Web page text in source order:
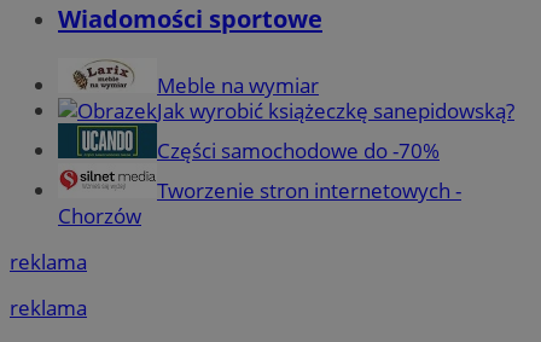
Wiadomości sportowe
Meble na wymiar
Jak wyrobić książeczkę sanepidowską?
Części samochodowe do -70%
Tworzenie stron internetowych -
Chorzów
reklama
reklama